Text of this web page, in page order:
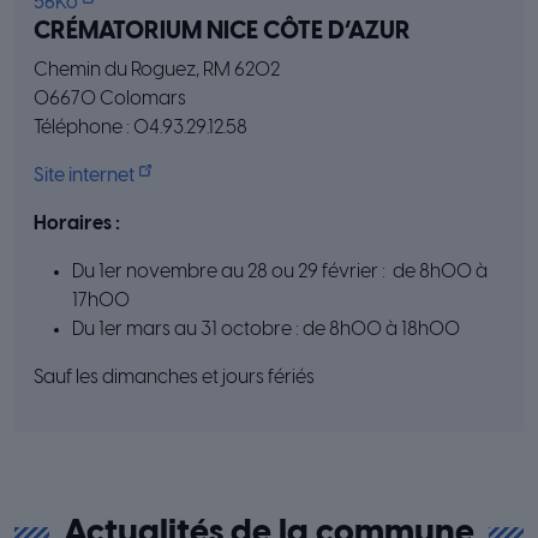
CRÉMATORIUM NICE CÔTE D’AZUR
Chemin du Roguez, RM 6202
06670 Colomars
Téléphone : 04.93.29.12.58
Site internet
Horaires :
Du 1er novembre au 28 ou 29 février : de 8h00 à
17h00
Du 1er mars au 31 octobre : de 8h00 à 18h00
Sauf les dimanches et jours fériés